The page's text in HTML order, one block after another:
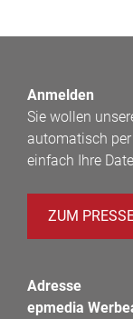
Anmelden
Sie wollen
automatisch per
einfach Ihre
ZUM
Adresse
epmedia